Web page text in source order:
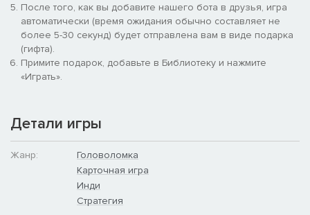
После того, как вы добавите нашего бота в друзья, игра
автоматически (время ожидания обычно составляет не
более 5-30 секунд) будет отправлена вам в виде подарка
(гифта).
Примите подарок, добавьте в Библиотеку и нажмите
«Играть».
Детали игры
Жанр:
Головоломка
Карточная игра
Инди
Стратегия